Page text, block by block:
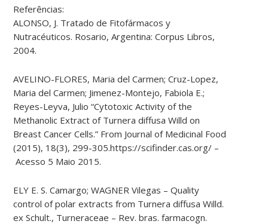
Referências:
ALONSO, J. Tratado de Fitofármacos y
Nutracéuticos. Rosario, Argentina: Corpus Libros,
2004.
AVELINO-FLORES, Maria del Carmen; Cruz-Lopez,
Maria del Carmen; Jimenez-Montejo, Fabiola E.;
Reyes-Leyva, Julio “Cytotoxic Activity of the
Methanolic Extract of Turnera diffusa Willd on
Breast Cancer Cells.” From Journal of Medicinal Food
(2015), 18(3), 299-305.https://scifinder.cas.org/ –
Acesso 5 Maio 2015.
ELY E. S. Camargo; WAGNERVilegas – Quality
control of polar extracts from Turnera diffusa Willd.
exSchult., Turneraceae – Rev. bras.farmacogn.